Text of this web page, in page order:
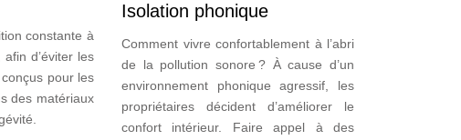
constante à
d’éviter les
pour les
des matériaux
Isolation phonique
Comment vivre confortablement à l’abri
de la pollution sonore ? À cause d’un
environnement phonique agressif, les
propriétaires décident d’améliorer le
confort intérieur. Faire appel à des